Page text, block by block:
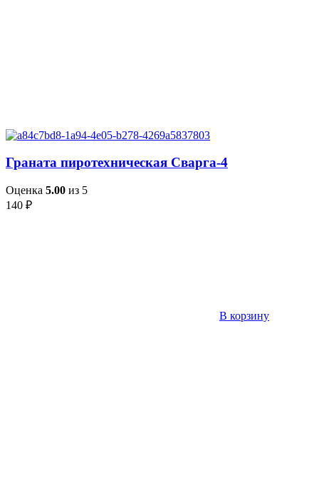
Граната пиротехническая Сварга-4
Оценка 5.00 из 5
140 ₽
В корзину